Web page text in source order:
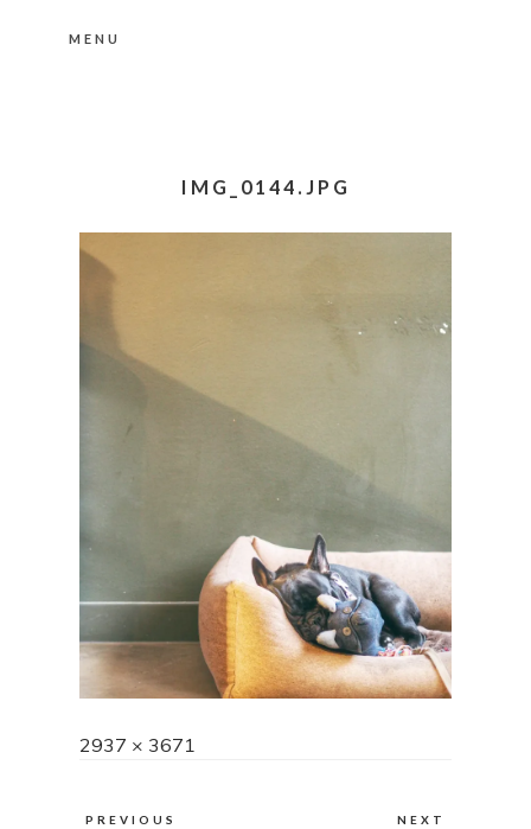
MENU
IMG_0144.JPG
Full
2937 × 3671
PREVIOUS NEXT